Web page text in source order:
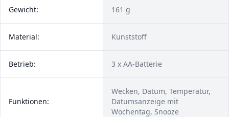
Gewicht: 161 g
Material: Kunststoff
Betrieb: 3 x AA-Batterie
Funktionen:
Wecken, Datum, Temperatur,
Datumsanzeige mit
Wochentag, Snooze